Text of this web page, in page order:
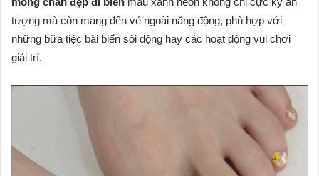
tượng mà còn mang đến vẻ ngoài năng động, phù hợp với
những bữa tiệc bãi biển sôi động hay các hoạt động vui chơi
giải trí.